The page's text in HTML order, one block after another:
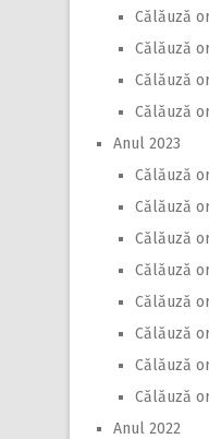
Călăuză
Călăuză
Călăuză
Călăuză
Anul 2023
Călăuză
Călăuză
Călăuză
Călăuză
Călăuză
Călăuză
Călăuză
Călăuză
Anul 2022